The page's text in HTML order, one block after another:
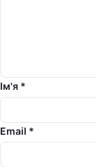
Ім'я *
Email *